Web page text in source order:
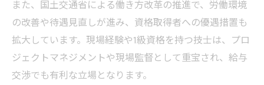
施工管理技士の年収アップを実現する年代
ごとの戦略
施工管理技士の年収推移とキャリア形成の
ポイント
また、国土交通省による働き方改革の推進で、労働環境
の改善や待遇見直しが進み、資格取得者への優遇措置も
拡大しています。現場経験や1級資格を持つ技士は、プロ
ジェクトマネジメントや現場監督として重宝され、給与
交渉でも有利な立場となります。